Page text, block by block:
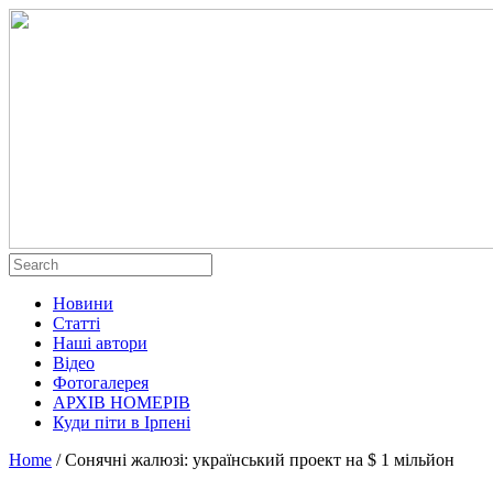
Новини
Статті
Наші автори
Відео
Фотогалерея
АРХІВ НОМЕРІВ
Куди піти в Ірпені
Home / Сонячні жалюзі: український проект на $ 1 мільйон